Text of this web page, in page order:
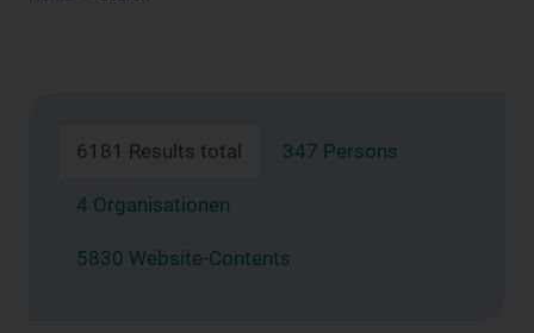
6181 Results total 347 Persons
4 Organisationen
5830 Website-Contents